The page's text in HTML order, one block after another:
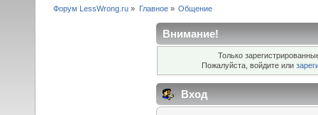
Форум LessWrong.ru » Главное» Общение
Внимание!
Только
Пожалуйста, войдите или
Вход